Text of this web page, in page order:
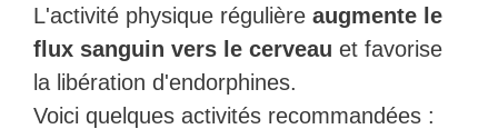
L'activité physique régulière augmente le
flux sanguin vers le cerveau et favorise
la libération d'endorphines.
Voici quelques activités recommandées :